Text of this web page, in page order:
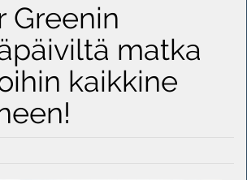
Greenin
matka
kaikkine